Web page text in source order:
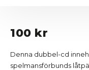
100 kr
Denna dubbel-cd
spelmansförbunds